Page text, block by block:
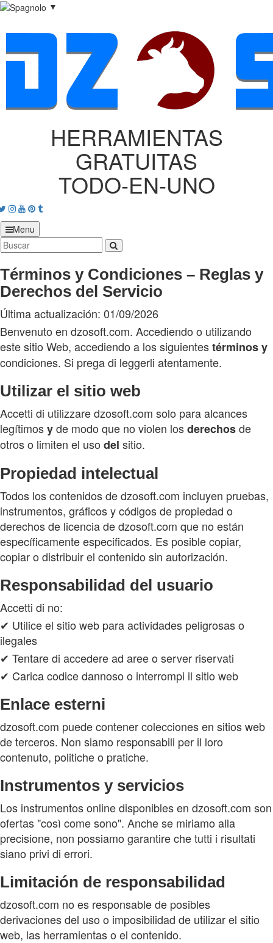
▼
HERRAMIENTAS
GRATUITAS
TODO‑EN‑UNO
Twitter
Instagram
Youtube
Pinterest
tumblr
Menu
Términos y Condiciones – Reglas y
Derechos del Servicio
Última actualización: 01/09/2026
Benvenuto en dzosoft.com. Accediendo o utilizando
este sitio Web, accediendo a los siguientestérminosy
condiciones. Si prega di leggerli atentamente.
Utilizar el sitio web
Accetti di utilizzare dzosoft.com solo para alcances
legítimosyde modo que no violen losderechosde
otros o limiten el uso del sitio.
Propiedad intelectual
Todos los contenidos de dzosoft.com incluyen pruebas,
instrumentos, gráficos y códigos de propiedad o
derechos de licencia de dzosoft.com que no están
específicamente especificados. Es posible copiar,
copiar o distribuir el contenido sin autorización.
Responsabilidad del usuario
Accetti di no:
✔ Utilice el sitio web para actividades peligrosas o
ilegales
✔ Tentare di accedere ad aree o server riservati
✔ Carica codice dannoso o interrompi il sitio web
Enlace esterni
dzosoft.com puede contener colecciones en sitios web
de terceros. Non siamo responsabili per il loro
contenuto, politiche o pratiche.
Instrumentos y servicios
Los instrumentos online disponibles en dzosoft.com son
ofertas "così come sono". Anche se miriamo alla
precisione, non possiamo garantire che tutti i risultati
siano privi di errori.
Limitación de responsabilidad
dzosoft.com no es responsable de posibles
derivaciones del uso o imposibilidad de utilizar el sitio
web, las herramientas o el contenido.